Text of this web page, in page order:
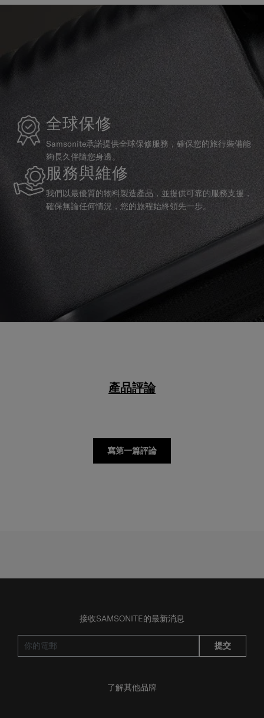
全球保修
Samsonite承諾提供全球保修服務，確保您的旅行裝備能
夠長久伴隨您身邊。
服務與維修
我們以最優質的物料製造產品，並提供可靠的服務支援，
確保無論任何情況，您的旅程始終領先一步。
產品評論
寫第一篇評論
接收SAMSONITE的最新消息
提交
了解其他品牌